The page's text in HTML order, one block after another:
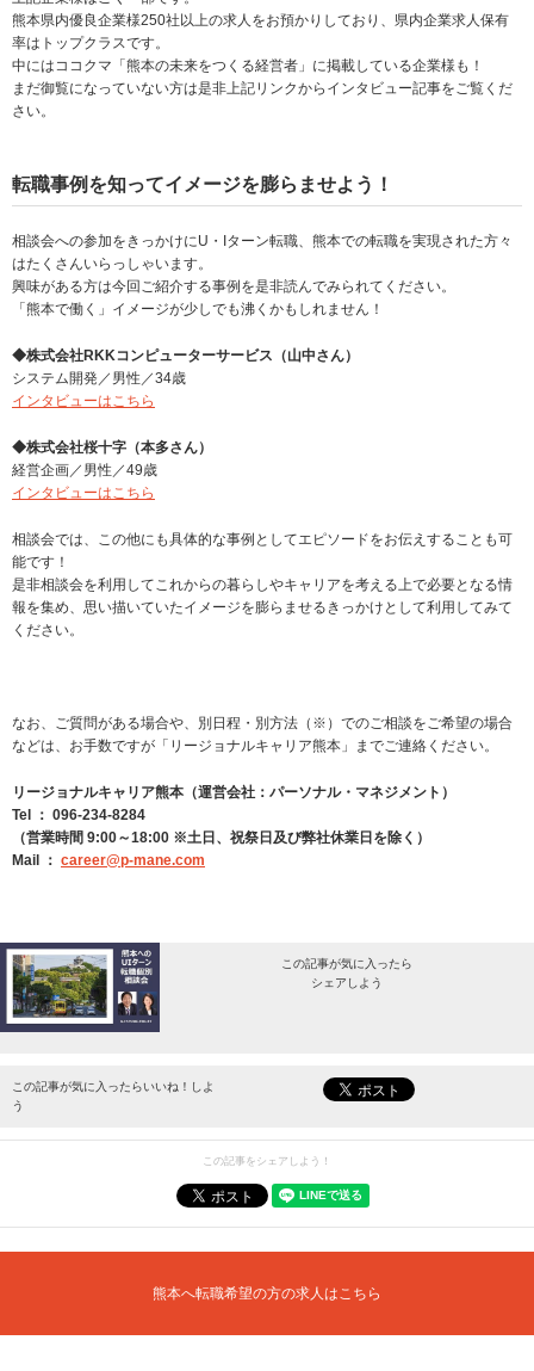
熊本県内優良企業様250社以上の求人をお預かりしており、県内企業求人保有
率はトップクラスです。
中にはココクマ「熊本の未来をつくる経営者」に掲載している企業様も！
まだ御覧になっていない方は是非上記リンクからインタビュー記事をご覧くだ
さい。
転職事例を知ってイメージを膨らませよう！
相談会への参加をきっかけにU・Iターン転職、熊本での転職を実現された方々
はたくさんいらっしゃいます。
興味がある方は今回ご紹介する事例を是非読んでみられてください。
「熊本で働く」イメージが少しでも沸くかもしれません！
◆株式会社RKKコンピューターサービス（山中さん）
システム開発／男性／34歳
インタビューはこちら
◆株式会社桜十字（本多さん）
経営企画／男性／49歳
インタビューはこちら
相談会では、この他にも具体的な事例としてエピソードをお伝えすることも可
能です！
是非相談会を利用してこれからの暮らしやキャリアを考える上で必要となる情
報を集め、思い描いていたイメージを膨らませるきっかけとして利用してみて
ください。
なお、ご質問がある場合や、別日程・別方法（※）でのご相談をご希望の場合
などは、お手数ですが「リージョナルキャリア熊本」までご連絡ください。
リージョナルキャリア熊本（運営会社：パーソナル・マネジメント）
Tel ： 096-234-8284
（営業時間 9:00～18:00 ※土日、祝祭日及び弊社休業日を除く）
Mail ： career@p-mane.com
この記事が気に入ったら
シェアしよう
最新情報をお届けします。
この記事が気に入ったらいいね！しよ
う
この記事をシェアしよう！
熊本へ転職希望の方の求人はこちら